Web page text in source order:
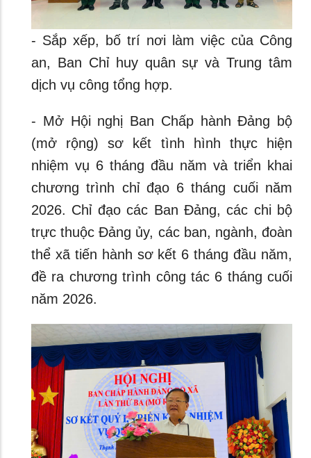
- Sắp xếp, bố trí nơi làm việc của Công
an, Ban Chỉ huy quân sự và Trung tâm
dịch vụ công tổng hợp.
- Mở Hội nghị Ban Chấp hành Đảng bộ
(mở rộng) sơ kết tình hình thực hiện
nhiệm vụ 6 tháng đầu năm và triển khai
chương trình chỉ đạo 6 tháng cuối năm
2026. Chỉ đạo các Ban Đảng, các chi bộ
trực thuộc Đảng ủy, các ban, ngành, đoàn
thể xã tiến hành sơ kết 6 tháng đầu năm,
đề ra chương trình công tác 6 tháng cuối
năm 2026.